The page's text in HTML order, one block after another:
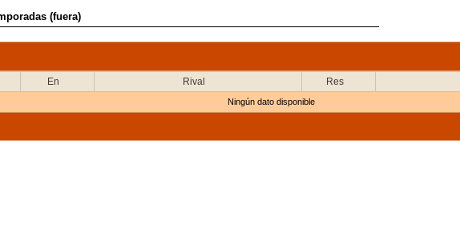
(fuera)
En Rival Res
Ningún dato disponible